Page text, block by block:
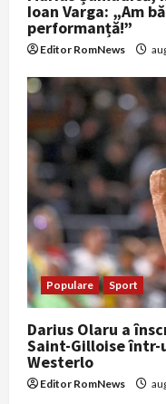
Ioan Varga: „Am
performanță!”
Editor RomNews
Populare Sport
Darius Olaru a
Saint-Gilloise într-
Westerlo
Editor RomNews